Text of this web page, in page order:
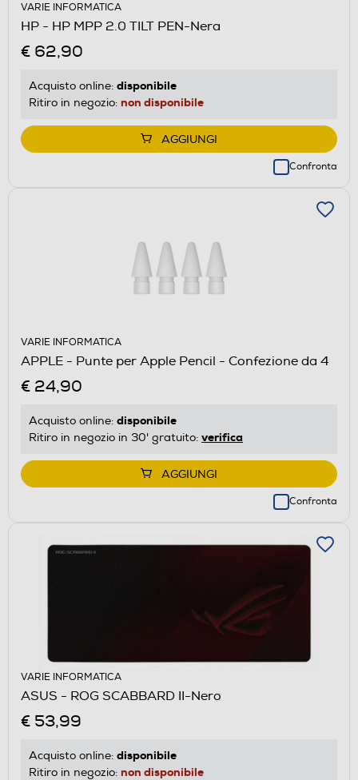
VARIE INFORMATICA
HP - HP MPP 2.0 TILT PEN-Nera
€ 62,90
Acquisto online: disponibile
Ritiro in negozio: non disponibile
AGGIUNGI
Confronta
VARIE INFORMATICA
APPLE - Punte per Apple Pencil - Confezione da 4
€ 24,90
Acquisto online: disponibile
Ritiro in negozio in 30' gratuito: verifica
AGGIUNGI
Confronta
VARIE INFORMATICA
ASUS - ROG SCABBARD II-Nero
€ 53,99
Acquisto online: disponibile
Ritiro in negozio: non disponibile